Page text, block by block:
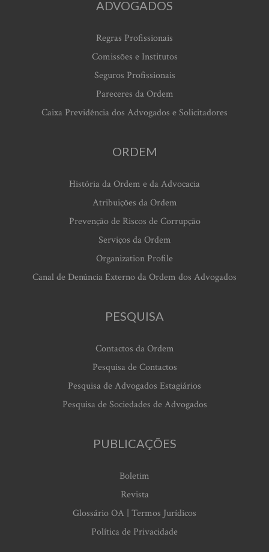
ADVOGADOS
Regras Profissionais
Comissões e Institutos
Seguros Profissionais
Pareceres da Ordem
Caixa Previdência dos Advogados e Solicitadores
ORDEM
História da Ordem e da Advocacia
Atribuições da Ordem
Prevenção de Riscos de Corrupção
Serviços da Ordem
Organization Profile
Canal de Denúncia Externo da Ordem dos Advogados
PESQUISA
Contactos da Ordem
Pesquisa de Contactos
Pesquisa de Advogados Estagiários
Pesquisa de Sociedades de Advogados
PUBLICAÇÕES
Boletim
Revista
Glossário OA | Termos Jurídicos
Política de Privacidade